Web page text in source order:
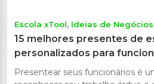
Escola xTool Ideias de Negócios
15 melhores presentes de
personalizados para
Presentear seus funcionários é